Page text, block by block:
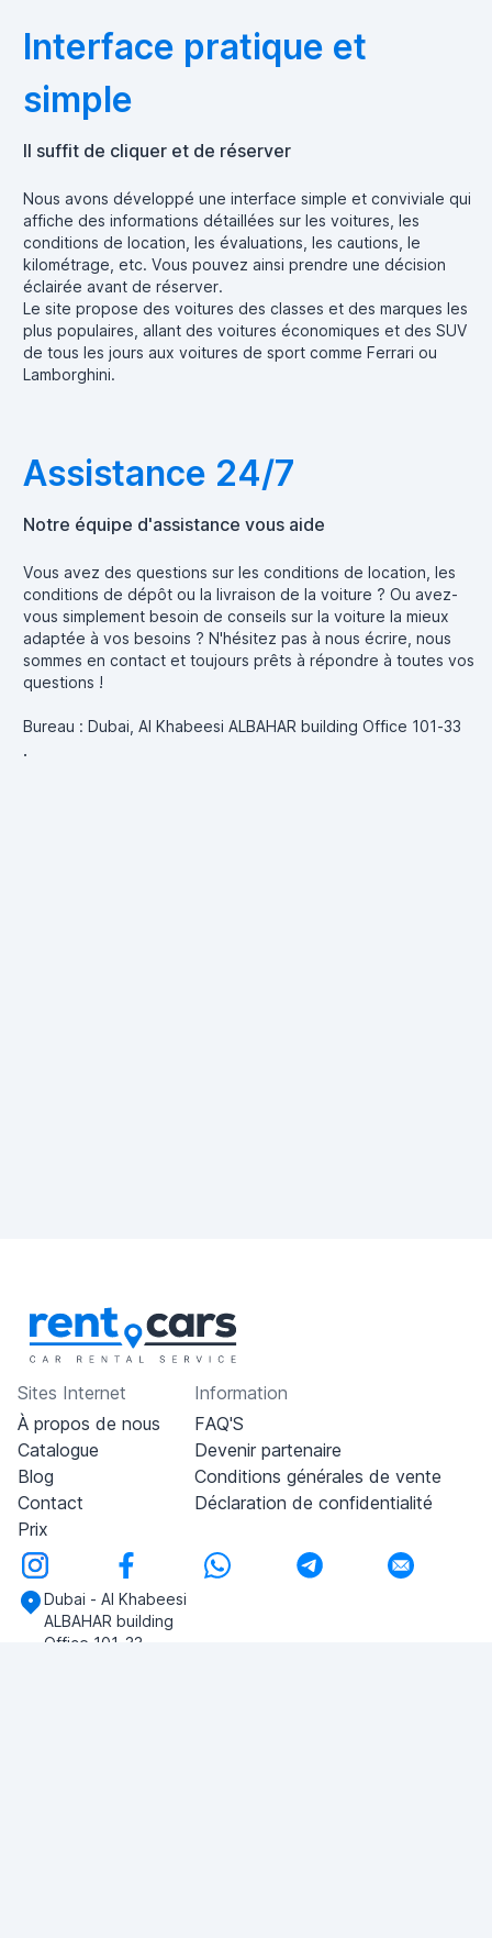
Interface pratique et
simple
Il suffit de cliquer et de réserver
Nous avons développé une interface simple et conviviale qui
affiche des informations détaillées sur les voitures, les
conditions de location, les évaluations, les cautions, le
kilométrage, etc. Vous pouvez ainsi prendre une décision
éclairée avant de réserver.
Le site propose des voitures des classes et des marques les
plus populaires, allant des voitures économiques et des SUV
de tous les jours aux voitures de sport comme Ferrari ou
Lamborghini.
Assistance 24/7
Notre équipe d'assistance vous aide
Vous avez des questions sur les conditions de location, les
conditions de dépôt ou la livraison de la voiture ? Ou avez-
vous simplement besoin de conseils sur la voiture la mieux
adaptée à vos besoins ? N'hésitez pas à nous écrire, nous
sommes en contact et toujours prêts à répondre à toutes vos
questions !
Bureau : Dubai, Al Khabeesi ALBAHAR building Office 101-33
.
Sites Internet
À propos de nous
Catalogue
Blog
Contact
Prix
Information
FAQ'S
Devenir partenaire
Conditions générales de vente
Déclaration de confidentialité
Dubai - Al Khabeesi
ALBAHAR building
Office 101-33